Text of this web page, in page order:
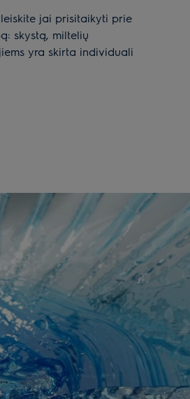
jai prisitaikyti prie
skystą, miltelių
yra skirta individuali